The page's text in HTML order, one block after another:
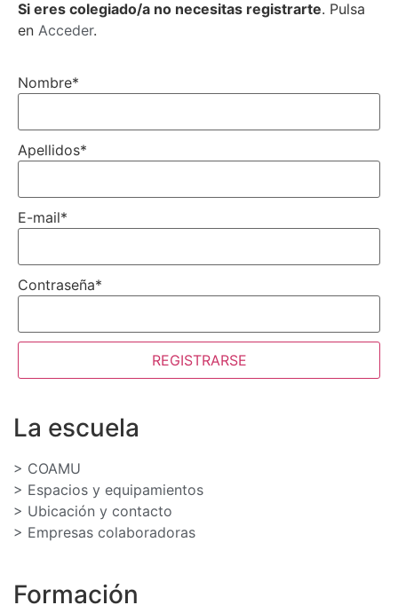
Si eres colegiado/a no necesitas registrarte. Pulsa
en Acceder.
Nombre*
Apellidos*
E-mail*
Contraseña*
REGISTRARSE
La escuela
> COAMU
> Espacios y equipamientos
> Ubicación y contacto
> Empresas colaboradoras
Formación